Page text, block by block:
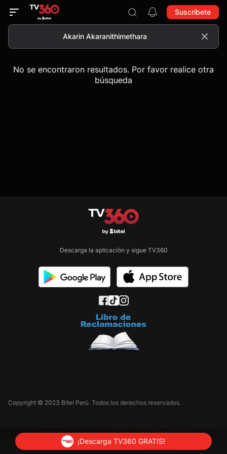
Suscríbete
No se encontraron resultados. Por favor realice otra
búsqueda
Descarga la aplicación y sigue TV360
Copyright © 2023 Bitel Perú. Todos los derechos reservados.
¡Descarga TV360 GRATIS!